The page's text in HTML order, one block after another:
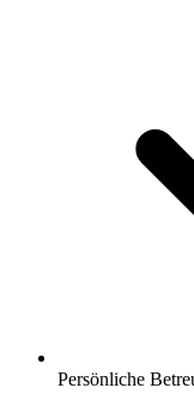
Persönliche